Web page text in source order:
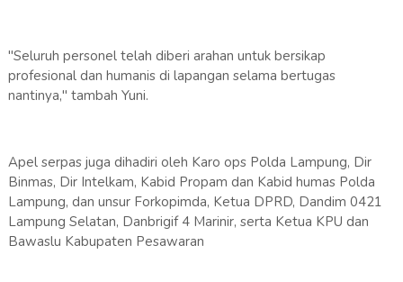
"Seluruh personel telah diberi arahan untuk bersikap
profesional dan humanis di lapangan selama bertugas
nantinya," tambah Yuni.
Apel serpas juga dihadiri oleh Karo ops Polda Lampung, Dir
Binmas, Dir Intelkam, Kabid Propam dan Kabid humas Polda
Lampung, dan unsur Forkopimda, Ketua DPRD, Dandim 0421
Lampung Selatan, Danbrigif 4 Marinir, serta Ketua KPU dan
Bawaslu Kabupaten Pesawaran